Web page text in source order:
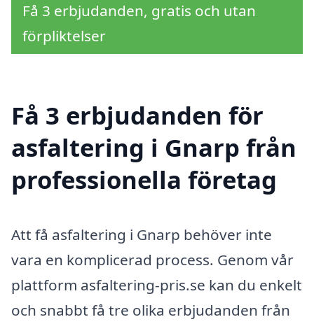
Få 3 erbjudanden, gratis och utan
förpliktelser
Få 3 erbjudanden för
asfaltering i Gnarp från
professionella företag
Att få asfaltering i Gnarp behöver inte
vara en komplicerad process. Genom vår
plattform asfaltering-pris.se kan du enkelt
och snabbt få tre olika erbjudanden från